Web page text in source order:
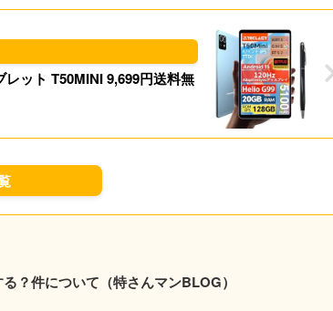
ット T50MINI 9,699円送料無
？件について（特さんマンBLOG）